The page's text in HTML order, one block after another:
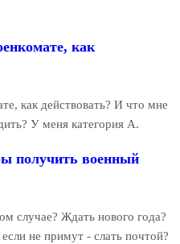
как
как действовать? И что мне
У меня категория А.
получить военный
случае? Ждать нового года?
не примут - слать почтой?